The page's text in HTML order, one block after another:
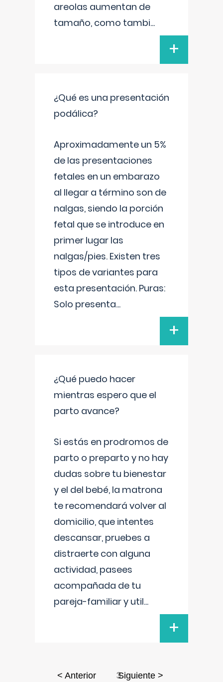
areolas aumentan de
tamaño, como tambi...
+
¿Qué es una presentación
podálica?
Aproximadamente un 5%
de las presentaciones
fetales en un embarazo
al llegar a término son de
nalgas, siendo la porción
fetal que se introduce en
primer lugar las
nalgas/pies. Existen tres
tipos de variantes para
esta presentación. Puras:
Solo presenta...
+
¿Qué puedo hacer
mientras espero que el
parto avance?
Si estás en prodromos de
parto o preparto y no hay
dudas sobre tu bienestar
y el del bebé, la matrona
te recomendará volver al
domicilio, que intentes
descansar, pruebes a
distraerte con alguna
actividad, pasees
acompañada de tu
pareja-familiar y util...
+
< Anterior 3Siguiente >